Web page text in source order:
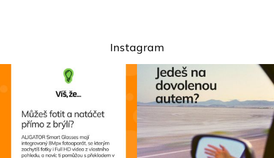
Instagram